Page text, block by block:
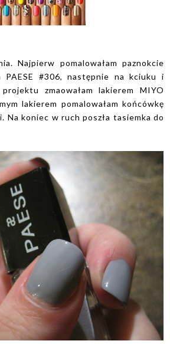
Najpierw pomalowałam paznokcie
PAESE #306, następnie na kciuku i
zmaowałam lakierem MIYO
lakierem pomalowałam końcówkę
Na koniec w ruch poszła tasiemka do